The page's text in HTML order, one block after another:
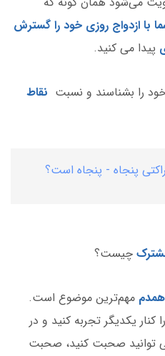
با ازدواج روزی خود را گسترش
پیدا می کنید.
را بشناسند و نسبت نقاط
پنجاه - پنجاه است؟
چیست؟
مهم‌ترین موضوع است.
کنار یکدیگر تجربه کنید و در
توانید صحبت کنید، صحبت